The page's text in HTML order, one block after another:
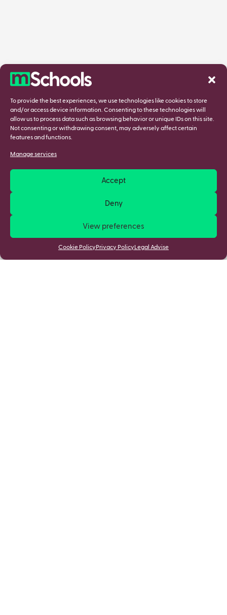
To provide the best experiences, we use technologies like cookies to store
and/or access device information. Consenting to these technologies will
allow us to process data such as browsing behavior or unique IDs on this site.
Not consenting or withdrawing consent, may adversely affect certain
features and functions.
Manage services
Accept
Deny
View preferences
Cookie Policy Privacy Policy Legal Advise